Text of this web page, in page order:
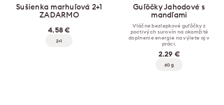
Sušienka marhuľová 2+1
ZADARMO
4.58 €
2+1
Guľôčky Jahodové s
mandľami
Vláčne bezlepkové guľôčky z
poctivých surovín na okamžité
doplnenie energie na výlete aj v
práci.
2.29 €
60 g